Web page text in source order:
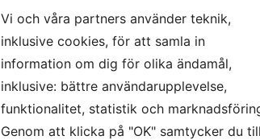
Vi och våra partners använder teknik,
inklusive cookies, för att samla in
information om dig för olika ändamål,
inklusive: bättre användarupplevelse,
funktionalitet, statistik och
Genom att klicka på "OK" samtycker du till